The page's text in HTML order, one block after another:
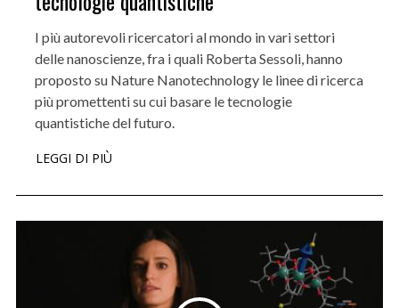
I più autorevoli ricercatori al mondo in vari settori
delle nanoscienze, fra i quali Roberta Sessoli, hanno
proposto su Nature Nanotechnology le linee di ricerca
più promettenti su cui basare le tecnologie
quantistiche del futuro.
LEGGI DI PIÙ